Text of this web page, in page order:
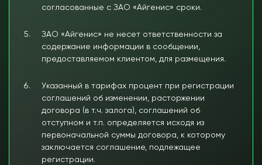
согласованные с ЗАО «Айгенис» сроки.
ЗАО «Айгенис» не несет ответственности за
содержание информации в сообщении,
предоставляемом клиентом, для размещения.
Указанный в тарифах процент при регистрации
соглашений об изменении, расторжении
договора (в т.ч. залога), соглашений об
отступном и т.п. определяется исходя из
первоначальной суммы договора, к которому
заключается соглашение, подлежащее
регистрации.